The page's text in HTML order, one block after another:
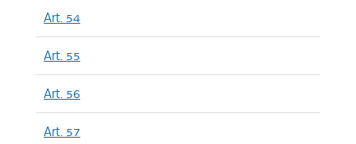
Art. 54
Art. 55
Art. 56
Art. 57